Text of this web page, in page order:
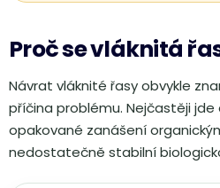
Proč se vláknitá
Návrat vláknité řasy obvykle
příčina problému. Nejčastěji jde
opakované zanášení
nedostatečně stabilní